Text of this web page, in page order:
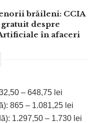
brăileni: CCIA
despre
în afaceri
– 648,75 lei
865 – 1.081,25 lei
1.297,50 – 1.730 lei